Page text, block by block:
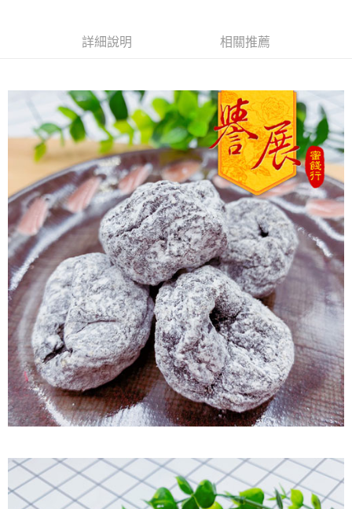
每筆NT$60，滿NT$799(含以上)免運費
付款後全家取貨
每筆NT$60，滿NT$799(含以上)免運費
7-11取貨付款
每筆NT$60，滿NT$799(含以上)免運費
付款後7-11取貨
每筆NT$60，滿NT$799(含以上)免運費
宅配到家
每筆NT$150，滿NT$1,399(含以上)免運費
澎湖金門馬祖宅配到家
每筆NT$250
付款後門市自取
免運費
詳細說明 相關推薦